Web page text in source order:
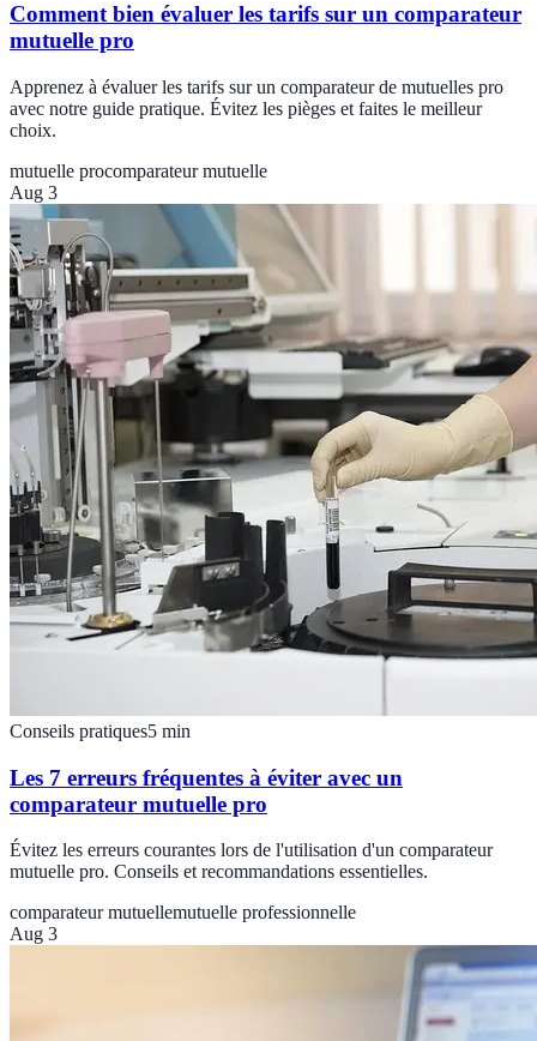
Comment bien évaluer les tarifs sur un comparateur
mutuelle pro
Apprenez à évaluer les tarifs sur un comparateur de mutuelles pro
avec notre guide pratique. Évitez les pièges et faites le meilleur
choix.
mutuelle procomparateur mutuelle
Aug 3
Conseils pratiques5 min
Les 7 erreurs fréquentes à éviter avec un
comparateur mutuelle pro
Évitez les erreurs courantes lors de l'utilisation d'un comparateur
mutuelle pro. Conseils et recommandations essentielles.
comparateur mutuellemutuelle professionnelle
Aug 3